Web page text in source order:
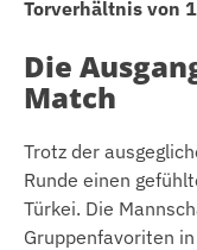
Torverhältnis von
Die
Match
Trotz der
Runde einen
Türkei. Die
Gruppenfavoriten